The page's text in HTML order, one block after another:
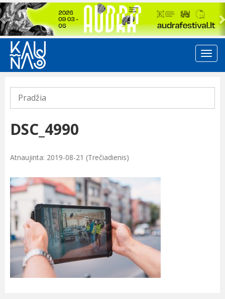
Previous
Pradžia
DSC_4990
Atnaujinta: 2019-08-21 (Trečiadienis)